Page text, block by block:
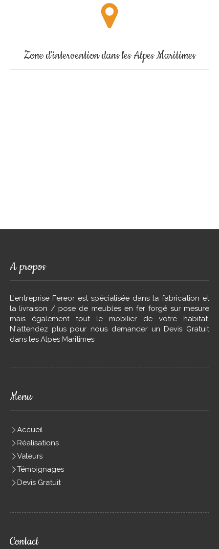
Zone d'intervention dans les Alpes Maritimes
A propos
L'entreprise Fereor est spécialisée dans la fabrication et
la livraison / pose de meubles en fer forgé sur mesure
mais également tout le mobilier de votre habitat.
N'attendez plus pour nous demander un Devis Gratuit
dans les Alpes Maritimes
Menu
Accueil
Réalisations
Valeurs
Témoignages
Devis Gratuit
Contact